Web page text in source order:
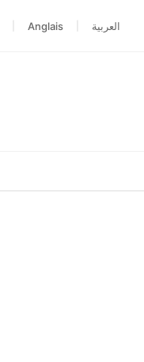
Anglais العربية